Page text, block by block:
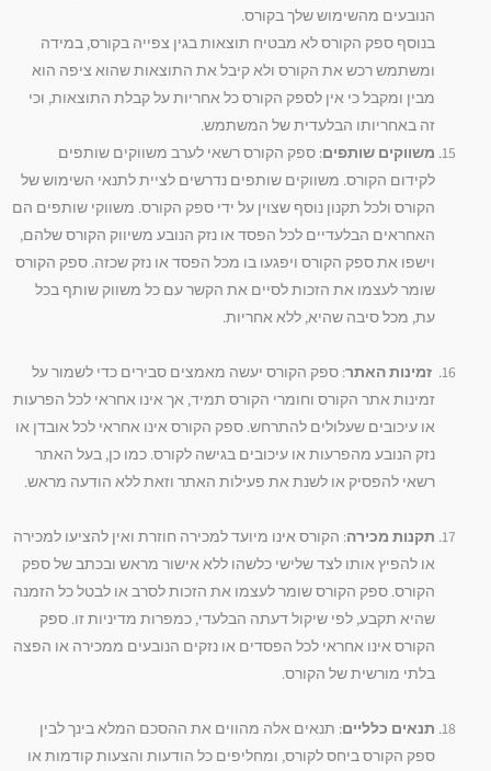
הנובעים מהשימוש שלך בקורס.
בנוסף ספק הקורס לא מבטיח תוצאות בגין צפייה בקורס, במידה
ומשתמש רכש את הקורס ולא קיבל את התוצאות שהוא ציפה הוא
מבין ומקבל כי אין לספק הקורס כל אחריות על קבלת התוצאות, וכי
זה באחריותו הבלעדית של המשתמש.
משווקים שותפים: ספק הקורס רשאי לערב משווקים שותפים
לקידום הקורס. משווקים שותפים נדרשים לציית לתנאי השימוש של
הקורס ולכל תקנון נוסף שצוין על ידי ספק הקורס. משווקי שותפים הם
האחראים הבלעדיים לכל הפסד או נזק הנובע משיווק הקורס שלהם,
וישפו את ספק הקורס ויפגעו בו מכל הפסד או נזק שכזה. ספק הקורס
שומר לעצמו את הזכות לסיים את הקשר עם כל משווק שותף בכל
עת, מכל סיבה שהיא, ללא אחריות.
זמינות האתר: ספק הקורס יעשה מאמצים סבירים כדי לשמור על
זמינות אתר הקורס וחומרי הקורס תמיד, אך אינו אחראי לכל הפרעות
או עיכובים שעלולים להתרחש. ספק הקורס אינו אחראי לכל אובדן או
נזק הנובע מהפרעות או עיכובים בגישה לקורס. כמו כן, בעל האתר
רשאי להפסיק או לשנת את פעילות האתר וזאת ללא הודעה מראש.
תקנות מכירה: הקורס אינו מיועד למכירה חוזרת ואין להציעו למכירה
או להפיץ אותו לצד שלישי כלשהו ללא אישור מראש ובכתב של ספק
הקורס. ספק הקורס שומר לעצמו את הזכות לסרב או לבטל כל הזמנה
שהיא תקבע, לפי שיקול דעתה הבלעדי, כמפרות מדיניות זו. ספק
הקורס אינו אחראי לכל הפסדים או נזקים הנובעים ממכירה או הפצה
בלתי מורשית של הקורס.
תנאים כלליים: תנאים אלה מהווים את ההסכם המלא בינך לבין
ספק הקורס ביחס לקורס, ומחליפים כל הודעות והצעות קודמות או